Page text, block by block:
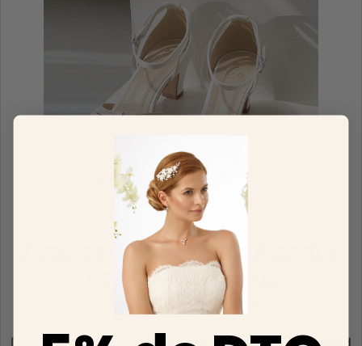
Zapatos de Novia con Plantilla
Acolchada y Suela
Antideslizante